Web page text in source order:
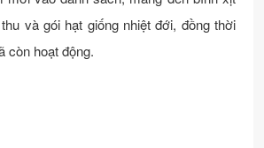
và gói hạt giống nhiệt đới, đồng thời
còn hoạt động.